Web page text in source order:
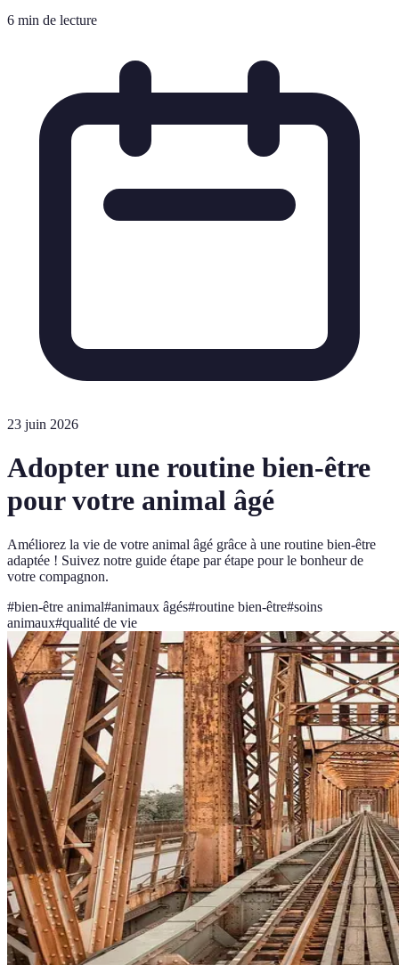
6 min de lecture
23 juin 2026
Adopter une routine bien-être
pour votre animal âgé
Améliorez la vie de votre animal âgé grâce à une routine bien-être
adaptée ! Suivez notre guide étape par étape pour le bonheur de
votre compagnon.
#bien-être animal#animaux âgés#routine bien-être#soins
animaux#qualité de vie